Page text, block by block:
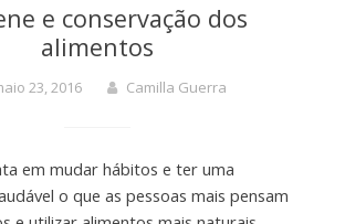
e conservação dos
alimentos
23, 2016 Camilla Guerra
em mudar hábitos e ter uma
o que as pessoas mais pensam